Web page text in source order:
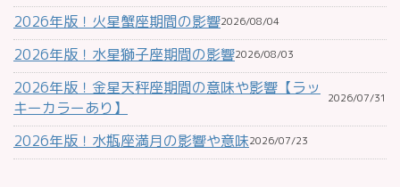
2026年版！火星蟹座期間の影響2026/08/04
2026年版！水星獅子座期間の影響2026/08/03
2026年版！金星天秤座期間の意味や影響【ラッ
キーカラーあり】
2026/07/31
2026年版！水瓶座満月の影響や意味2026/07/23